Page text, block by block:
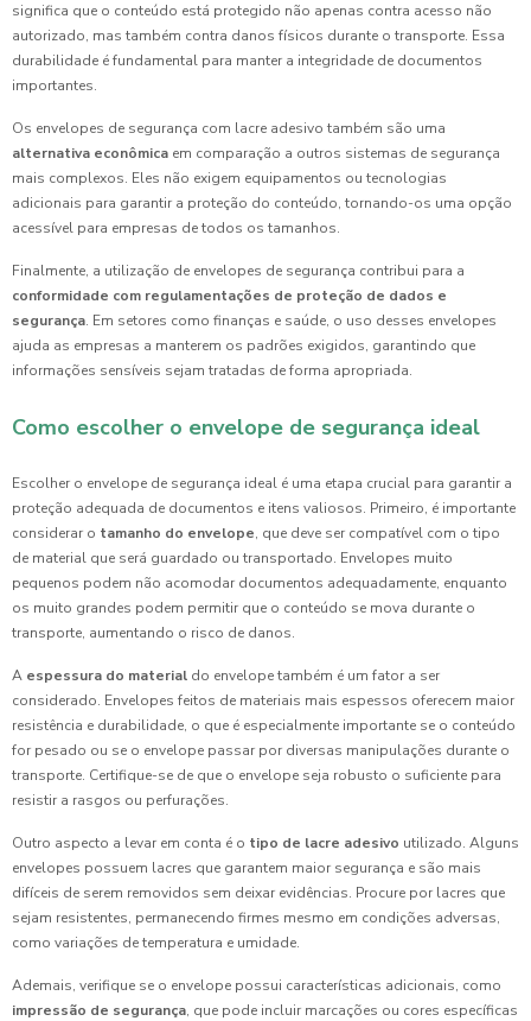
significa que o conteúdo está protegido não apenas contra acesso não
autorizado, mas também contra danos físicos durante o transporte. Essa
durabilidade é fundamental para manter a integridade de documentos
importantes.
Os envelopes de segurança com lacre adesivo também são uma
alternativa econômica em comparação a outros sistemas de segurança
mais complexos. Eles não exigem equipamentos ou tecnologias
adicionais para garantir a proteção do conteúdo, tornando-os uma opção
acessível para empresas de todos os tamanhos.
Finalmente, a utilização de envelopes de segurança contribui para a
conformidade com regulamentações de proteção de dados e
segurança. Em setores como finanças e saúde, o uso desses envelopes
ajuda as empresas a manterem os padrões exigidos, garantindo que
informações sensíveis sejam tratadas de forma apropriada.
Como escolher o envelope de segurança ideal
Escolher o envelope de segurança ideal é uma etapa crucial para garantir a
proteção adequada de documentos e itens valiosos. Primeiro, é importante
considerar o tamanho do envelope, que deve ser compatível com o tipo
de material que será guardado ou transportado. Envelopes muito
pequenos podem não acomodar documentos adequadamente, enquanto
os muito grandes podem permitir que o conteúdo se mova durante o
transporte, aumentando o risco de danos.
A espessura do material do envelope também é um fator a ser
considerado. Envelopes feitos de materiais mais espessos oferecem maior
resistência e durabilidade, o que é especialmente importante se o conteúdo
for pesado ou se o envelope passar por diversas manipulações durante o
transporte. Certifique-se de que o envelope seja robusto o suficiente para
resistir a rasgos ou perfurações.
Outro aspecto a levar em conta é o tipo de lacre adesivo utilizado. Alguns
envelopes possuem lacres que garantem maior segurança e são mais
difíceis de serem removidos sem deixar evidências. Procure por lacres que
sejam resistentes, permanecendo firmes mesmo em condições adversas,
como variações de temperatura e umidade.
Ademais, verifique se o envelope possui características adicionais, como
impressão de segurança, que pode incluir marcações ou cores específicas